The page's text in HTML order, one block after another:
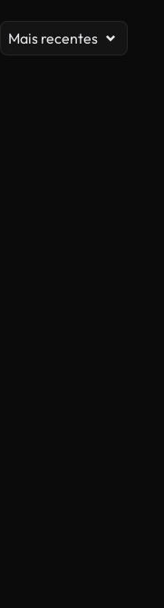
Mais recentes